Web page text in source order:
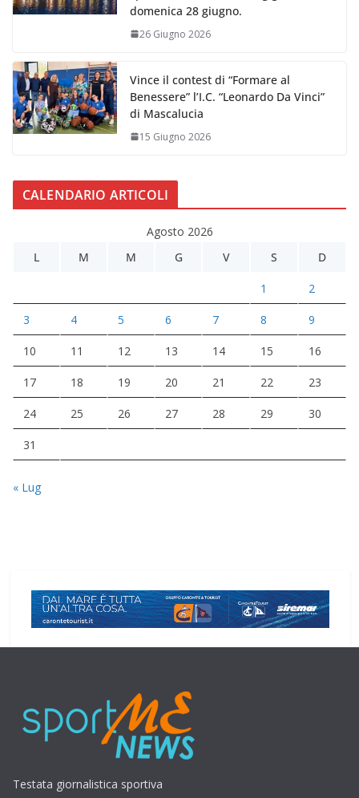
domenica 28 giugno.
26 Giugno 2026
Vince il contest di “Formare al
Benessere” l’I.C. “Leonardo Da Vinci”
di Mascalucia
15 Giugno 2026
CALENDARIO ARTICOLI
Agosto 2026
L
M M G V S D
1 2
3 4 5 6 7 8 9
10 11 12 13 14 15 16
17 18 19 20 21 22 23
24 25 26 27 28 29 30
31
« Lug
Testata giornalistica sportiva